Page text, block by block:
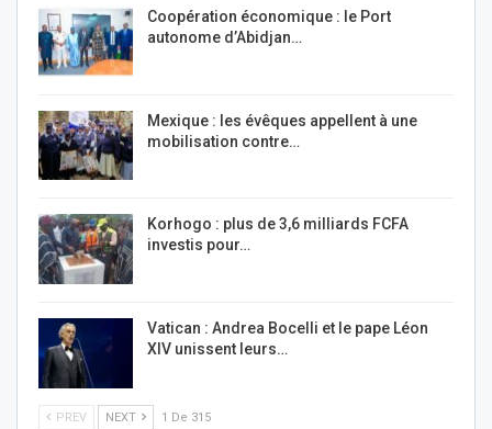
Coopération économique : le Port
autonome d’Abidjan…
Mexique : les évêques appellent à une
mobilisation contre…
Korhogo : plus de 3,6 milliards FCFA
investis pour…
Vatican : Andrea Bocelli et le pape Léon
XIV unissent leurs…
PREV NEXT 1 De 315